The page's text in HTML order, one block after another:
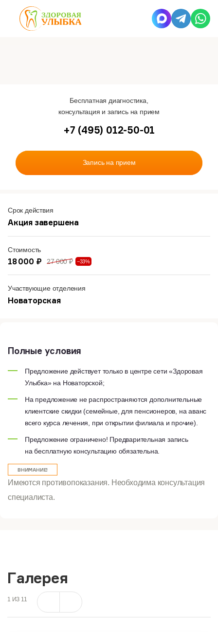
Полные условия
Предложение действует только в центре сети «Здоровая
Улыбка» на Новаторской;
На предложение не распространяются дополнительные
клиентские скидки (семейные, для пенсионеров, на аванс
всего курса лечения, при открытии филиала и прочие).
Предложение ограничено! Предварительная запись
на бесплатную консультацию обязательна.
ВНИМАНИЕ!
Имеются противопоказания. Необходима консультация
специалиста.
Бесплатная диагностика,
консультация и запись на прием
+7 (495) 012-50-01
Запись на прием
Срок действия
Акция завершена
Стоимость
18 000 ₽ 27 000 ₽ −33%
Участвующие отделения
Новаторская
Галерея
1 ИЗ 11